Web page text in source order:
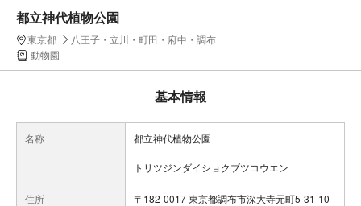
都立神代植物公園
東京都
八王子・立川・町田・府中・調布
動物園
基本情報
名称 都立神代植物公園
トリツジンダイショクブツコウエン
住所 〒182-0017 東京都調布市深大寺元町5-31-10